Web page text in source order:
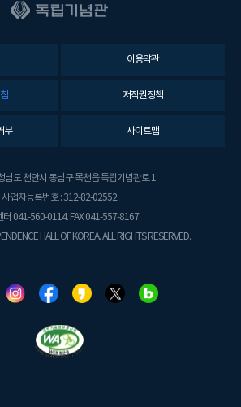
이용약관
저작권정책
부 사이트맵
남도 천안시 동남구 목천읍 독립기념관로 1
사업자등록번호 : 312-82-02552
터 041-560-0114. FAX 041-557-8167.
HALL OF KOREA. ALL RIGHTS RESERVED.